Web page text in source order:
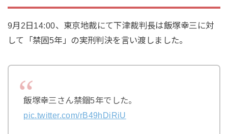
9月2日14:00、東京地裁にて下津裁判長は飯塚幸三に対
して「禁固5年」の実刑判決を言い渡しました。
飯塚幸三さん禁錮5年でした。
pic.twitter.com/rB49hDiRiU